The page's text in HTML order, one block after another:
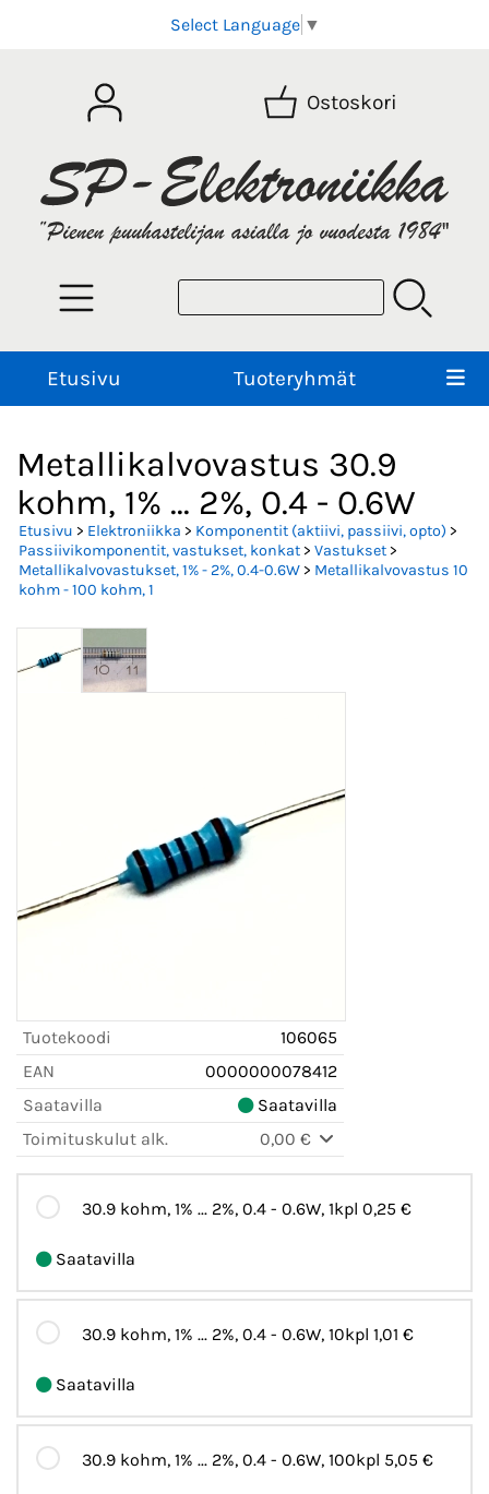
Select Language ▼
Ostoskori
Etusivu Tuoteryhmät
Metallikalvovastus 30.9
kohm, 1% ... 2%, 0.4 - 0.6W
Etusivu > Elektroniikka > Komponentit (aktiivi, passiivi, opto) >
Passiivikomponentit, vastukset, konkat> Vastukset>
Metallikalvovastukset, 1% - 2%, 0.4-0.6W> Metallikalvovastus 10
kohm - 100 kohm, 1
Tuotekoodi
106065
EAN
0000000078412
Saatavilla
Saatavilla
Toimituskulut alk.
0,00 €
30.9 kohm, 1% ... 2%, 0.4 - 0.6W, 1kpl 0,25 €
Saatavilla
30.9 kohm, 1% ... 2%, 0.4 - 0.6W, 10kpl 1,01 €
Saatavilla
30.9 kohm, 1% ... 2%, 0.4 - 0.6W, 100kpl 5,05 €